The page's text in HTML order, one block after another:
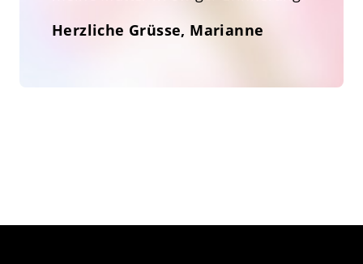
Herzliche Grüsse, Marianne